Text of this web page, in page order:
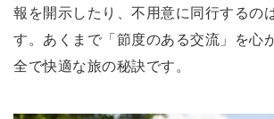
報を開示したり、不用意に同行するの
す。あくまで「節度のある交流」を心
全で快適な旅の秘訣です。